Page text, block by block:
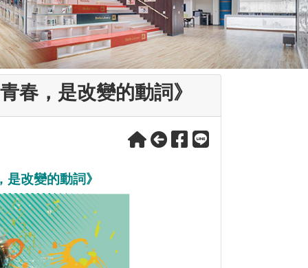
春，是改變的動詞》
改變的動詞》